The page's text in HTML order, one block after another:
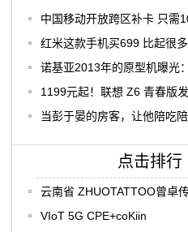
中国移动开放跨区补卡 只需
红米这款手机买699 比起很
诺基亚2013年的原型机曝光
1199元起！联想 Z6 青春版
当彭于晏的房客，让他陪吃
点击排行
云南省 ZHUOTATTOO曾卓
VIoT 5G CPE+coKiin